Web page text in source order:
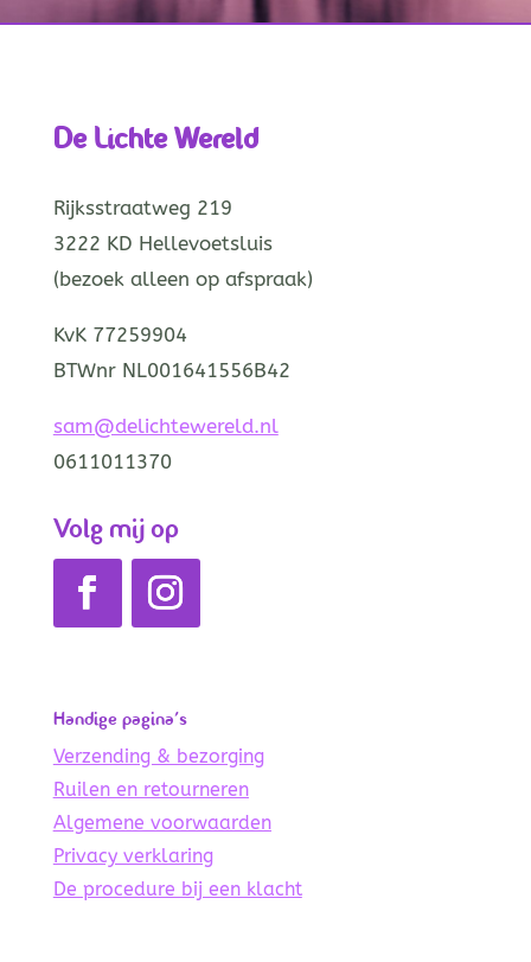
De Lichte Wereld
Rijksstraatweg 219
3222 KD Hellevoetsluis
(bezoek alleen op afspraak)
KvK 77259904
BTWnr NL001641556B42
sam@delichtewereld.nl
0611011370
Volg mij op
Handige pagina’s
Verzending & bezorging
Ruilen en retourneren
Algemene voorwaarden
Privacy verklaring
De procedure bij een klacht